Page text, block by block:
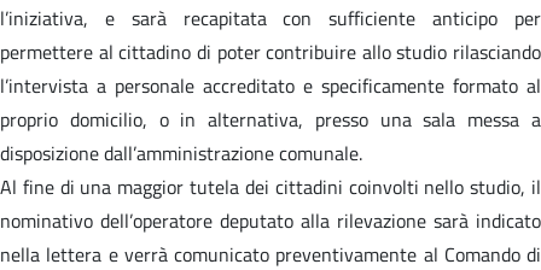
l’iniziativa, e sarà recapitata con sufficiente anticipo per
permettere al cittadino di poter contribuire allo studio rilasciando
l’intervista a personale accreditato e specificamente formato al
proprio domicilio, o in alternativa, presso una sala messa a
disposizione dall’amministrazione comunale.
Al fine di una maggior tutela dei cittadini coinvolti nello studio, il
nominativo dell’operatore deputato alla rilevazione sarà indicato
nella lettera e verrà comunicato preventivamente al Comando di